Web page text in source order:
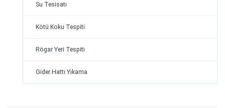
Su Tesisatı
Kötü Koku Tespiti
Rögar Yeri Tespiti
Gider Hattı Yıkama